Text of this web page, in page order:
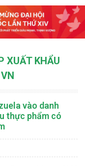
XUẤT KHẨU
vào danh
thực phẩm có